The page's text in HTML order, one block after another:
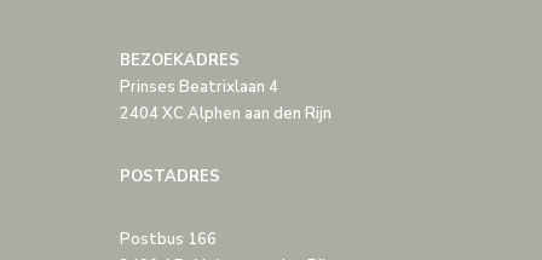
BEZOEKADRES
Prinses Beatrixlaan 4
2404 XC Alphen aan den Rijn
POSTADRES
Postbus 166